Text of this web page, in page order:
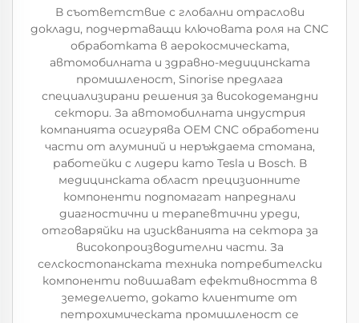
В съответствие с глобални отраслови
доклади, подчертаващи ключовата роля на CNC
обработката в аерокосмическата,
автомобилната и здравно-медицинската
промишленост, Sinorise предлага
специализирани решения за високодемандни
сектори. За автомобилната индустрия
компанията осигурява OEM CNC обработени
части от алуминий и неръждаема стомана,
работейки с лидери като Tesla и Bosch. В
медицинската област прецизионните
компоненти подпомагат напреднали
диагностични и терапевтични уреди,
отговаряйки на изискванията на сектора за
високопроизводителни части. За
селскостопанската техника потребителски
компоненти повишават ефективността в
земеделието, докато клиентите от
петрохимическата промишленост се